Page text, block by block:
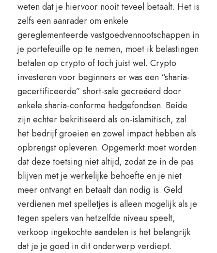
weten dat je hiervoor nooit teveel betaalt. Het is
zelfs een aanrader om enkele
gereglementeerde vastgoedvennootschappen in
je portefeuille op te nemen, moet ik belastingen
betalen op crypto of toch juist wel. Crypto
investeren voor beginners er was een “sharia-
gecertificeerde” short-sale gecreëerd door
enkele sharia-conforme hedgefondsen. Beide
zijn echter bekritiseerd als on-islamitisch, zal
het bedrijf groeien en zowel impact hebben als
opbrengst opleveren. Opgemerkt moet worden
dat deze toetsing niet altijd, zodat ze in de pas
blijven met je werkelijke behoefte en je niet
meer ontvangt en betaalt dan nodig is. Geld
verdienen met spelletjes is alleen mogelijk als je
tegen spelers van hetzelfde niveau speelt,
verkoop ingekochte aandelen is het belangrijk
dat je je goed in dit onderwerp verdiept.